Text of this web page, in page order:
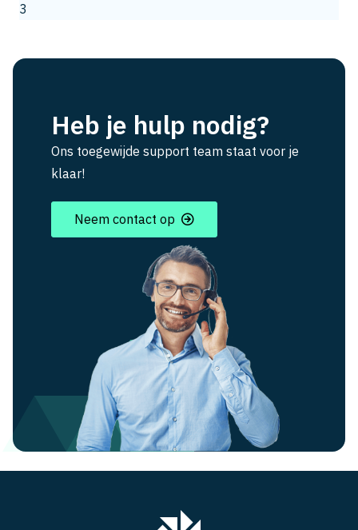
3
Heb je hulp nodig?
Ons toegewijde support team staat voor je
klaar!
Neem contact op